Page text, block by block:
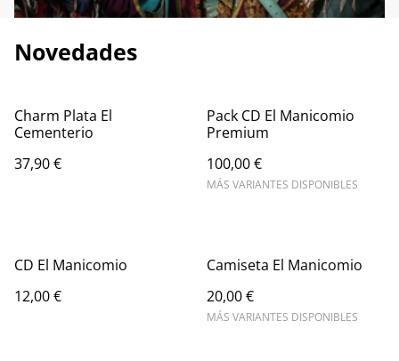
Novedades
Charm Plata El
Cementerio
37,90 €
Pack CD El Manicomio
Premium
100,00 €
MÁS VARIANTES DISPONIBLES
CD El Manicomio
12,00 €
Camiseta El Manicomio
20,00 €
MÁS VARIANTES DISPONIBLES